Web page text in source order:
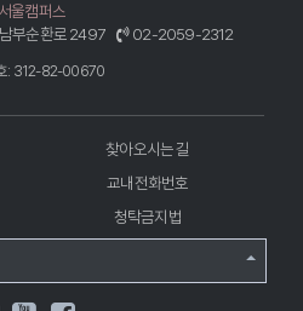
서울캠퍼스
부순환로 2497
02-2059-2312
: 312-82-00670
찾아오시는 길
교내전화번호
청탁금지법